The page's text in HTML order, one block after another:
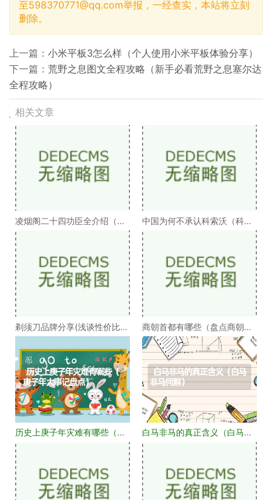
至598370771@qq.com举报，一经查实，本站将立刻
删除。
上一篇： 小米平板3怎么样（个人使用小米平板体验分享）
下一篇： 荒野之息图文全程攻略（新手必看荒野之息塞尔达
全程攻略）
相关文章
凌烟阁二十四功臣全介绍（凌
烟阁二十四功臣排
中国为何不承认科索沃（科索
沃为何不被承认）
剃须刀品牌分享(浅谈性价比高
的剃须刀品牌）
商朝首都有哪些（盘点商朝的
十几个首都）
历史上庚子年灾难有哪些（庚
白马非马的真正含义（白马非